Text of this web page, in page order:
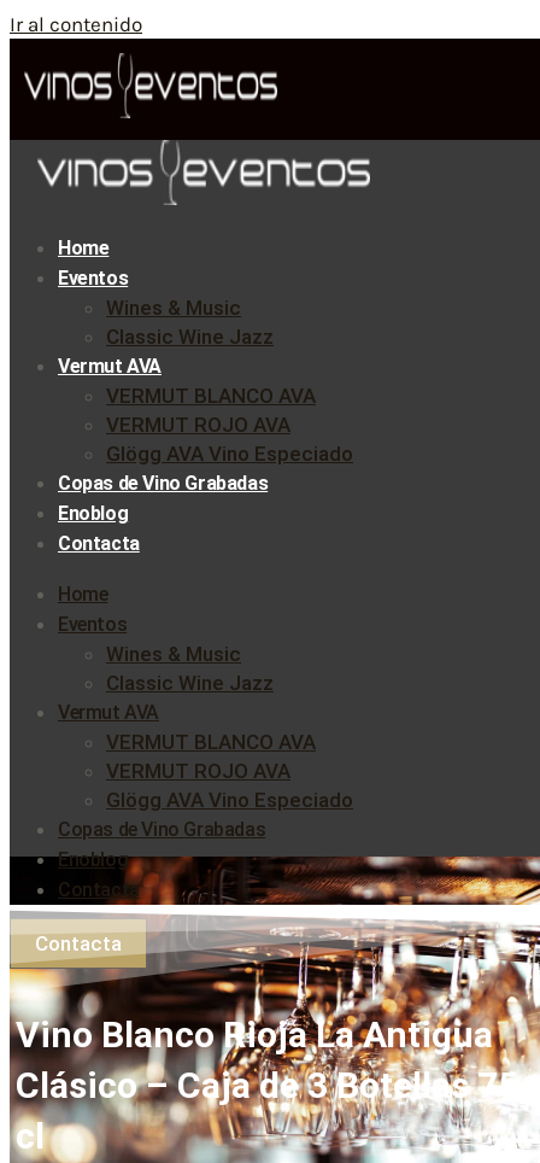
Ir al contenido
Home
Eventos
Wines & Music
Classic Wine Jazz
Vermut AVA
VERMUT BLANCO AVA
VERMUT ROJO AVA
Glögg AVA Vino Especiado
Copas de Vino Grabadas
Enoblog
Contacta
Home
Eventos
Wines & Music
Classic Wine Jazz
Vermut AVA
VERMUT BLANCO AVA
VERMUT ROJO AVA
Glögg AVA Vino Especiado
Copas de Vino Grabadas
Enoblog
Contacta
Contacta
Vino Blanco Rioja La Antigua
Clásico – Caja de 3 Botellas 75
cl